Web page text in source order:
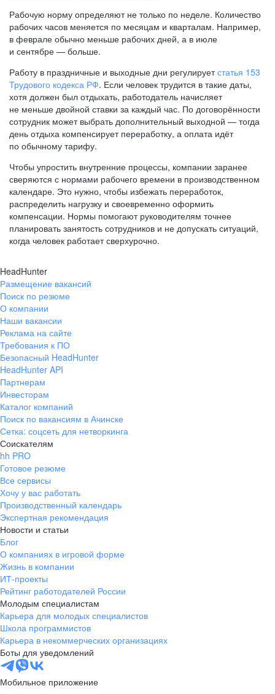
Рабочую норму определяют не только по неделе. Количество
рабочих часов меняется по месяцам и кварталам. Например,
в феврале обычно меньше рабочих дней, а в июле
и сентябре — больше.
Работу в праздничные и выходные дни регулируетстатья 153
Трудового кодекса РФ. Если человек трудится в такие даты,
хотя должен был отдыхать, работодатель начисляет
не меньше двойной ставки за каждый час. По договорённости
сотрудник может выбрать дополнительный выходной — тогда
день отдыха компенсирует переработку, а оплата идёт
по обычному тарифу.
Чтобы упростить внутренние процессы, компании заранее
сверяются с нормами рабочего времени в производственном
календаре. Это нужно, чтобы избежать переработок,
распределить нагрузку и своевременно оформить
компенсации. Нормы помогают руководителям точнее
планировать занятость сотрудников и не допускать ситуаций,
когда человек работает сверхурочно.
HeadHunter
Размещение вакансий
Поиск по резюме
О компании
Наши вакансии
Реклама на сайте
Требования к ПО
Безопасный HeadHunter
HeadHunter API
Партнерам
Инвесторам
Каталог компаний
Поиск по вакансиям в Ачинске
Сетка: соцсеть для нетворкинга
Соискателям
hh PRO
Готовое резюме
Все сервисы
Хочу у вас работать
Производственный календарь
Экспертная рекомендация
Новости и статьи
Блог
О компаниях в игровой форме
Жизнь в компании
ИТ-проекты
Рейтинг работодателей России
Молодым специалистам
Карьера для молодых специалистов
Школа программистов
Карьера в некоммерческих организациях
Боты для уведомлений
Мобильное приложение